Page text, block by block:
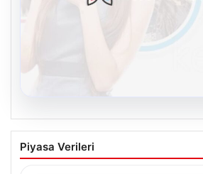
08.08.2026
Kelebek sohbet platformu
İletişimin Seviyeli Adresi
Piyasa Verileri